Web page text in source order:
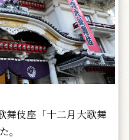
舞伎座「十二月大歌舞
。